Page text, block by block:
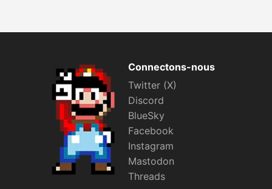
Connectons-nous
Twitter (X)
Discord
BlueSky
Facebook
Instagram
Mastodon
Threads